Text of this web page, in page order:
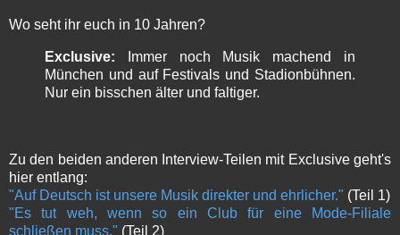
Wo seht ihr euch in 10 Jahren?
Exclusive: Immer noch Musik machend in
München und auf Festivals und Stadionbühnen.
Nur ein bisschen älter und faltiger.
Zu den beiden anderen Interview-Teilen mit Exclusive geht's
hier entlang:
"Auf Deutsch ist unsere Musik direkter und ehrlicher." (Teil 1)
"Es tut weh, wenn so ein Club für eine Mode-Filiale
schließen muss." (Teil 2)